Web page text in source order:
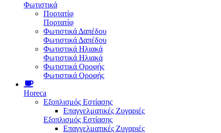
Φωτιστικά
Πορτατίφ
Πορτατίφ
Φωτιστικά Δαπέδου
Φωτιστικά Δαπέδου
Φωτιστικά Ηλιακά
Φωτιστικά Ηλιακά
Φωτιστικά Οροφής
Φωτιστικά Οροφής
Horeca
Εξοπλισμός Εστίασης
Επαγγελματικές Ζυγαριές
Εξοπλισμός Εστίασης
Επαγγελματικές Ζυγαριές